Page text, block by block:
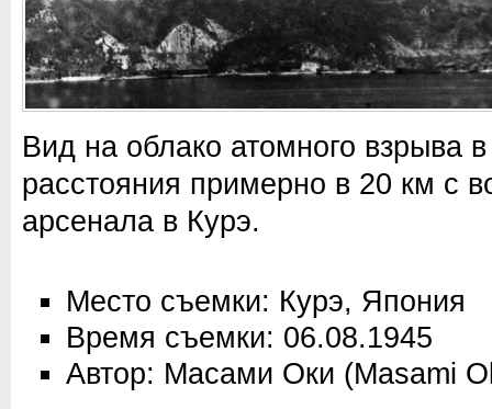
Вид на облако атомного взрыва
расстояния примерно в 20 км с
арсенала в Курэ.
Место съемки: Курэ, Япония
Время съемки: 06.08.1945
Автор: Масами Оки (Masami